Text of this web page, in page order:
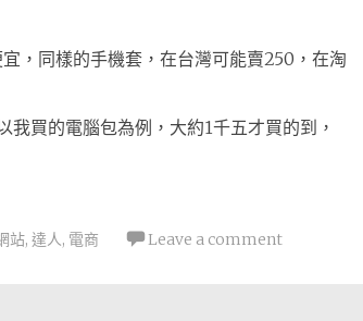
，同樣的手機套，在台灣可能賣250，在淘
買的電腦包為例，大約1千五才買的到，
站, 達人, 電商 Leave a comment